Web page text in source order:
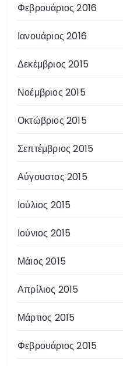
Φεβρουάριος 2016
Ιανουάριος 2016
Δεκέμβριος 2015
Νοέμβριος 2015
Οκτώβριος 2015
Σεπτέμβριος 2015
Αύγουστος 2015
Ιούλιος 2015
Ιούνιος 2015
Μάιος 2015
Απρίλιος 2015
Μάρτιος 2015
Φεβρουάριος 2015